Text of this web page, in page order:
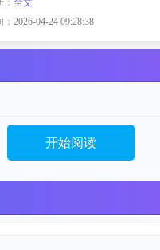
：2026-04-24 09:28:38
开始阅读